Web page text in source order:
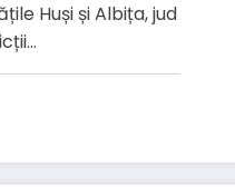
Huși și Albița, jud